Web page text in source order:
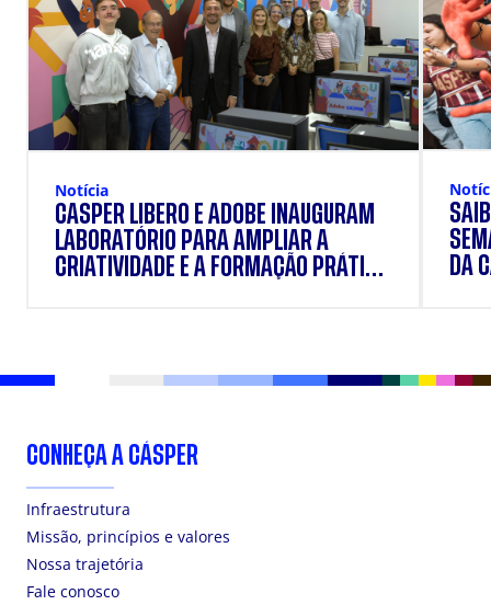
Notícia
CÁSPER LÍBERO E ADOBE INAUGURAM
LABORATÓRIO PARA AMPLIAR A
CRIATIVIDADE E A FORMAÇÃO PRÁTICA
DA
CONHEÇA A CÁSPER
Infraestrutura
Missão, princípios e valores
Nossa trajetória
Fale conosco